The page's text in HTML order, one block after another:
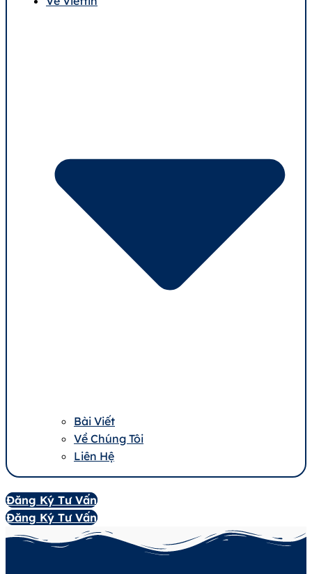
Bài Viết
Về Chúng Tôi
Liên Hệ
Đăng Ký Tư Vấn
Đăng Ký Tư Vấn